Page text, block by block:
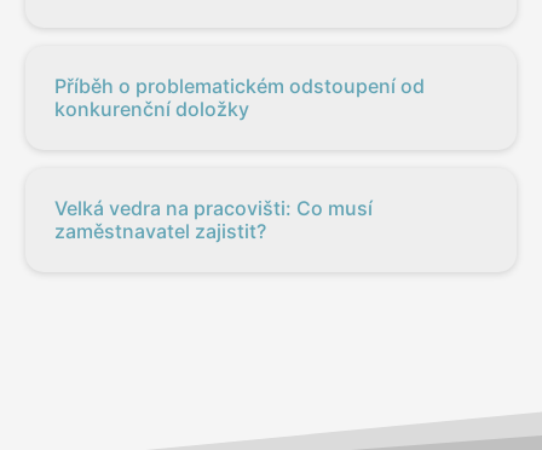
Příběh o problematickém odstoupení od
konkurenční doložky
Velká vedra na pracovišti: Co musí
zaměstnavatel zajistit?